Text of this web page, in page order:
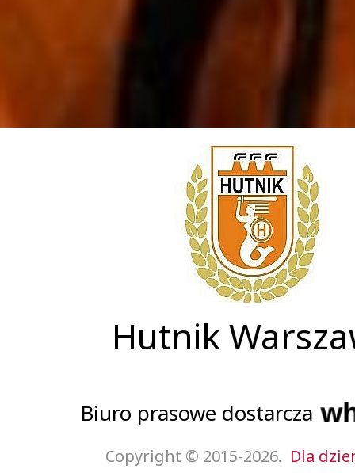
Hutnik
Biuro prasowe dostarcza
Copyright © 2015-2026. Dla